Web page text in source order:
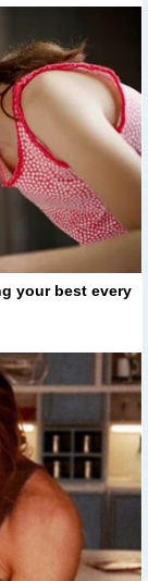
your best every